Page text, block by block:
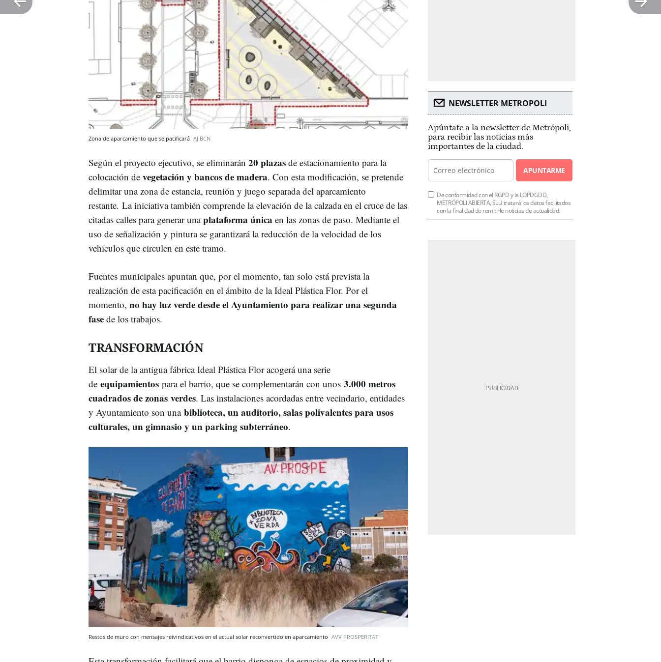
Zona de aparcamiento que se pacificará AJ BCN
Según el proyecto ejecutivo, se eliminarán 20 plazas de estacionamiento para la
colocación de vegetación y bancos de madera. Con esta modificación, se pretende
delimitar una zona de estancia, reunión y juego separada del aparcamiento
restante. La iniciativa también comprende la elevación de la calzada en el cruce de las
citadas calles para generar unaplataforma única en las zonas de paso. Mediante el
uso de señalización y pintura se garantizará la reducción de la velocidad de los
vehículos que circulen en este tramo.
Fuentes municipales apuntan que, por el momento, tan solo está prevista la
realización de esta pacificación en el ámbito de la Ideal Plástica Flor. Por el
momento, no hay luz verde desde el Ayuntamiento para realizar una segunda
fase de los trabajos.
TRANSFORMACIÓN
El solar de la antigua fábrica Ideal Plástica Flor acogerá una serie
de equipamientos para el barrio, que se complementarán con unos 3.000 metros
cuadrados de zonas verdes. Las instalaciones acordadas entre vecindario, entidades
y Ayuntamiento son una biblioteca, un auditorio, salas polivalentes para usos
culturales, un gimnasio y un parking subterráneo.
Restos de muro con mensajes reivindicativos en el actual solar reconvertido en aparcamiento AVV PROSPERITAT
NEWSLETTER METROPOLI
Apúntate a la newsletter de Metrópoli,
para recibir las noticias más
importantes de la ciudad.
APUNTARME
De conformidad con el RGPD y la LOPDGDD,
METRÓPOLI ABIERTA, SLU tratará los datos facilitados
con la finalidad de remitirle noticias de actualidad.